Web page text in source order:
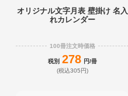
オリジナル文字月表 壁掛け 名入
れカレンダー
100冊注文時価格
税別 278 円/冊
(税込305円)